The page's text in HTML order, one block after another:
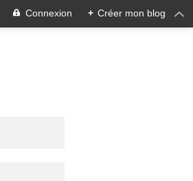
Connexion + Créer mon blog